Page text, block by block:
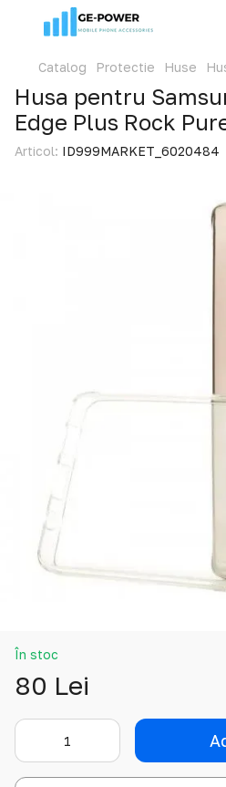
Catalog Protectie Huse
Husa pentru
Edge Plus Rock
Articol: ID999MARKET_6020484
În stoc
80 Lei